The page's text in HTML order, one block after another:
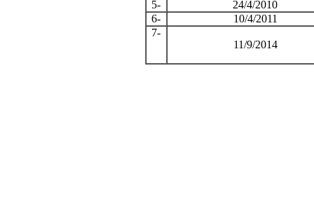
5-
24/4/2010
6-
10/4/2011
7-
11/9/2014